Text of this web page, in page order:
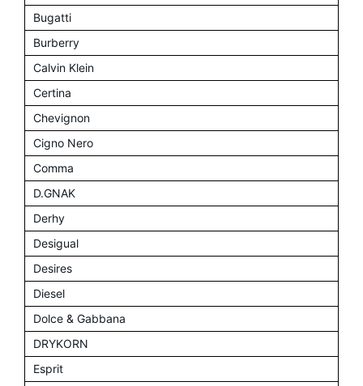
Bugatti
Burberry
Calvin Klein
Certina
Chevignon
Cigno Nero
Comma
D.GNAK
Derhy
Desigual
Desires
Diesel
Dolce & Gabbana
DRYKORN
Esprit